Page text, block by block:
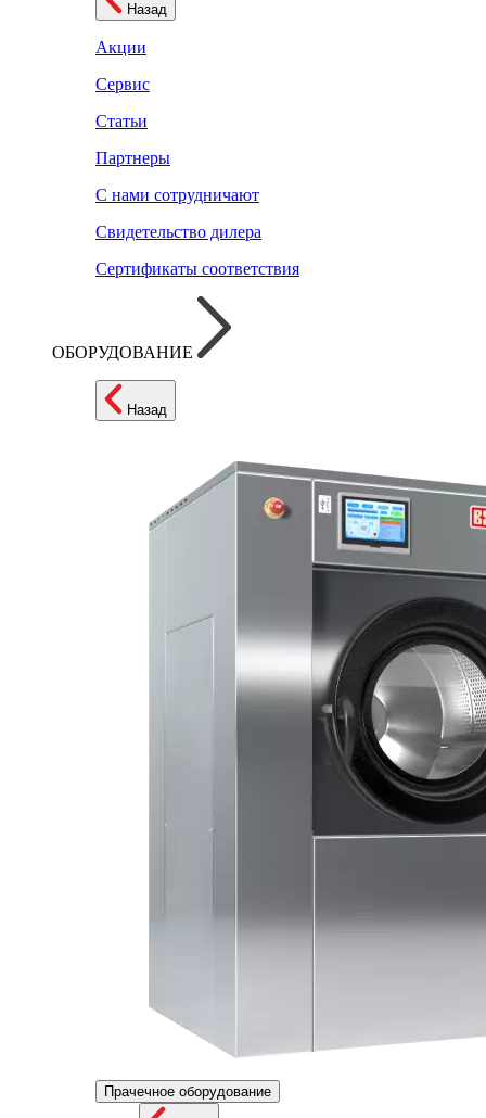
Назад
Акции
Сервис
Статьи
Партнеры
С нами сотрудничают
Свидетельство дилера
Сертификаты соответствия
ОБОРУДОВАНИЕ
Назад
Прачечное оборудование